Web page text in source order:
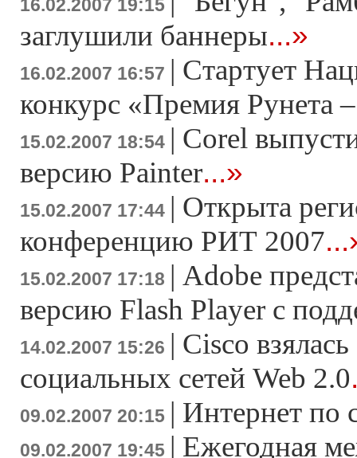
16.02.2007 19:15
заглушили баннеры...»
16.02.2007 16:57 | Стартует
конкурс «Премия Рунета
15.02.2007 18:54 | Corel
версию Painter...»
15.02.2007 17:44 | Открыта
конференцию РИТ 2007
15.02.2007 17:18 | Adobe
версию Flash Player c
14.02.2007 15:26 | Cisco
социальных сетей Web 2.0
09.02.2007 20:15 | Интернет по
09.02.2007 19:45 | Ежегодная